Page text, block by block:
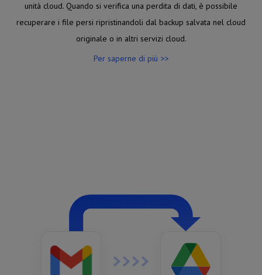
unità cloud. Quando si verifica una perdita di dati, è possibile
recuperare i file persi ripristinandoli dal backup salvata nel cloud
originale o in altri servizi cloud.
Per saperne di più